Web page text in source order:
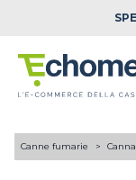
Canne fumarie